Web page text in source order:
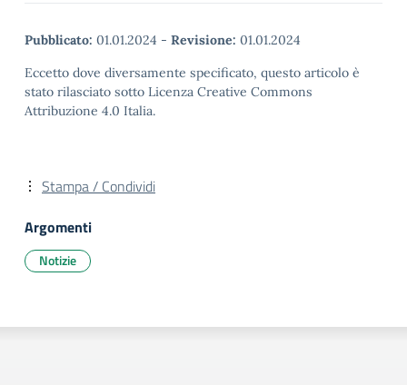
Pubblicato: 01.01.2024 - Revisione: 01.01.2024
Eccetto dove diversamente specificato, questo articolo è
stato rilasciato sotto Licenza Creative Commons
Attribuzione 4.0 Italia.
Stampa / Condividi
Argomenti
Notizie